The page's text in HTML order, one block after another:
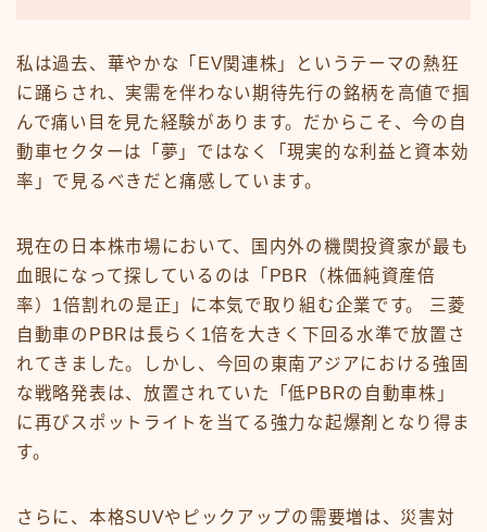
私は過去、華やかな「EV関連株」というテーマの熱狂
に踊らされ、実需を伴わない期待先行の銘柄を高値で掴
んで痛い目を見た経験があります。だからこそ、今の自
動車セクターは「夢」ではなく「現実的な利益と資本効
率」で見るべきだと痛感しています。
現在の日本株市場において、国内外の機関投資家が最も
血眼になって探しているのは「PBR（株価純資産倍
率）1倍割れの是正」に本気で取り組む企業です。 三菱
自動車のPBRは長らく1倍を大きく下回る水準で放置さ
れてきました。しかし、今回の東南アジアにおける強固
な戦略発表は、放置されていた「低PBRの自動車株」
に再びスポットライトを当てる強力な起爆剤となり得ま
す。
さらに、本格SUVやピックアップの需要増は、災害対